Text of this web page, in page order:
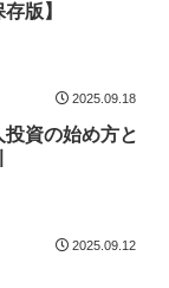
版】
2025.09.18
資の始め方と
2025.09.12